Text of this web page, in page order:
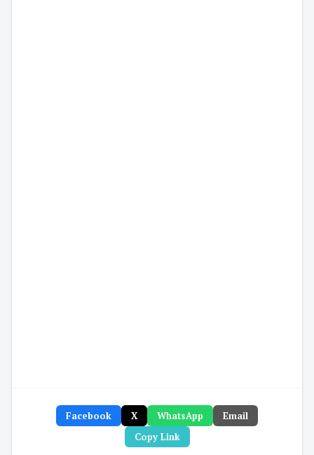
Facebook X WhatsApp
Email
Copy Link